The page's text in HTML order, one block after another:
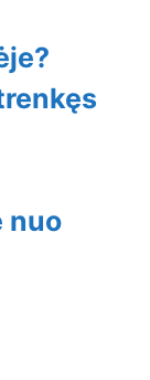
nuo